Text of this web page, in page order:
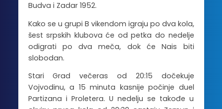
Budva i Zadar 1952.
Kako se u grupi B vikendom igraju po dva kola,
šest srpskih klubova će od petka do nedelje
odigrati po dva meča, dok će Nais biti
slobodan.
Stari Grad večeras od 20:15 dočekuje
Vojvodinu, a 15 minuta kasnije počinje duel
Partizana i Proletera. U nedelju se takođe u